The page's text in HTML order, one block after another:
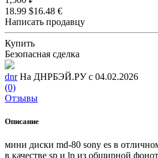
18.99 $16.48 €
Написать продавцу
Купить
Безопасная сделка
dnr На ДНРБЭЙ.РУ с 04.02.2026
(0)
Отзывы
Описание
мини диски md-80 sony es в
в качестве sp и lp из обширной